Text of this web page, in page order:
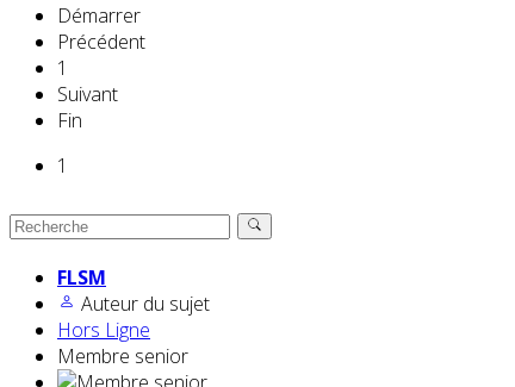
Démarrer
Précédent
1
Suivant
Fin
1
FLSM
Auteur du sujet
Hors Ligne
Membre senior